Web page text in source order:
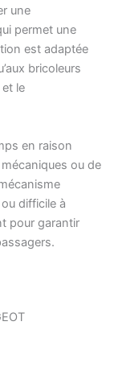
une
permet une
est adaptée
bricoleurs
le
en raison
ou de
difficile à
pour garantir